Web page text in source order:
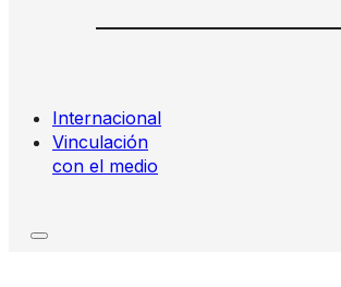
Internacional
Vinculación
con el medio